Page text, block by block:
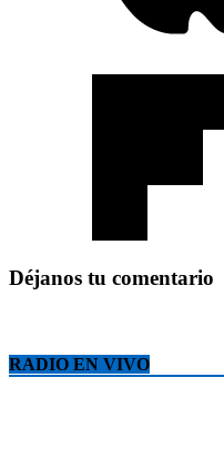
Déjanos tu comentario
RADIO EN VIVO